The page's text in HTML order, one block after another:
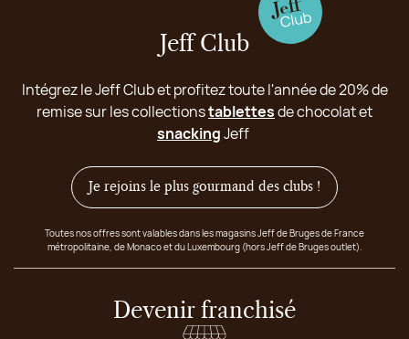
Jeff Club
Intégrez le Jeff Club et profitez toute l'année de 20% de
remise sur les collectionstablettesde chocolat et
snackingJeff
Je rejoins le plus gourmand des clubs !
Toutes nos offres sont valables dans les magasins Jeff de Bruges de France
métropolitaine, de Monaco et du Luxembourg (hors Jeff de Bruges outlet).
Devenir franchisé